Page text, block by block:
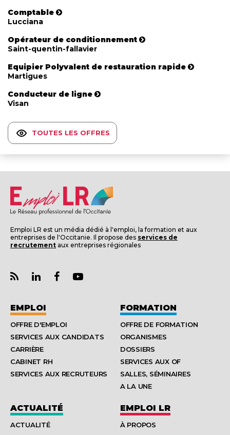
Comptable
Lucciana
Opérateur de conditionnement
Saint-quentin-fallavier
Equipier Polyvalent de restauration rapide
Martigues
Conducteur de ligne
Visan
TOUTES LES OFFRES
Emploi LR est un média dédié à l'emploi, la formation et aux
entreprises de l'Occitanie. Il propose des services de
recrutement aux entreprises régionales
EMPLOI
OFFRE D'EMPLOI
SERVICES AUX CANDIDATS
CARRIÈRE
CABINET RH
SERVICES AUX RECRUTEURS
FORMATION
OFFRE DE FORMATION
ORGANISMES
DOSSIERS
SERVICES AUX OF
SALLES, SÉMINAIRES
A LA UNE
ACTUALITÉ
ACTUALITÉ
EMPLOI LR
À PROPOS